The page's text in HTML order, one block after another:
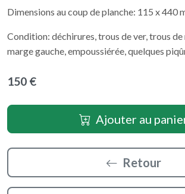
Dimensions au coup de planche: 115 x 440
Condition: déchirures, trous de ver, trous de
marge gauche, empoussiérée, quelques
150 €
Ajouter au
Retour